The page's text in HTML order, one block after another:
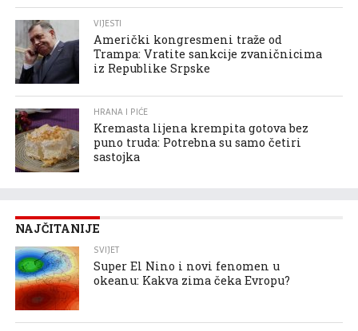
VIJESTI
Američki kongresmeni traže od
Trampa: Vratite sankcije zvaničnicima
iz Republike Srpske
HRANA I PIĆE
Kremasta lijena krempita gotova bez
puno truda: Potrebna su samo četiri
sastojka
NAJČITANIJE
SVIJET
Super El Nino i novi fenomen u
okeanu: Kakva zima čeka Evropu?